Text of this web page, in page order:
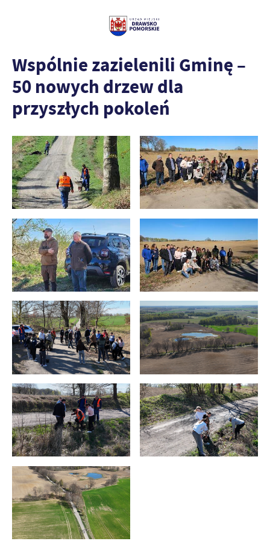
Wspólnie zazielenili Gminę –
50 nowych drzew dla
przyszłych pokoleń